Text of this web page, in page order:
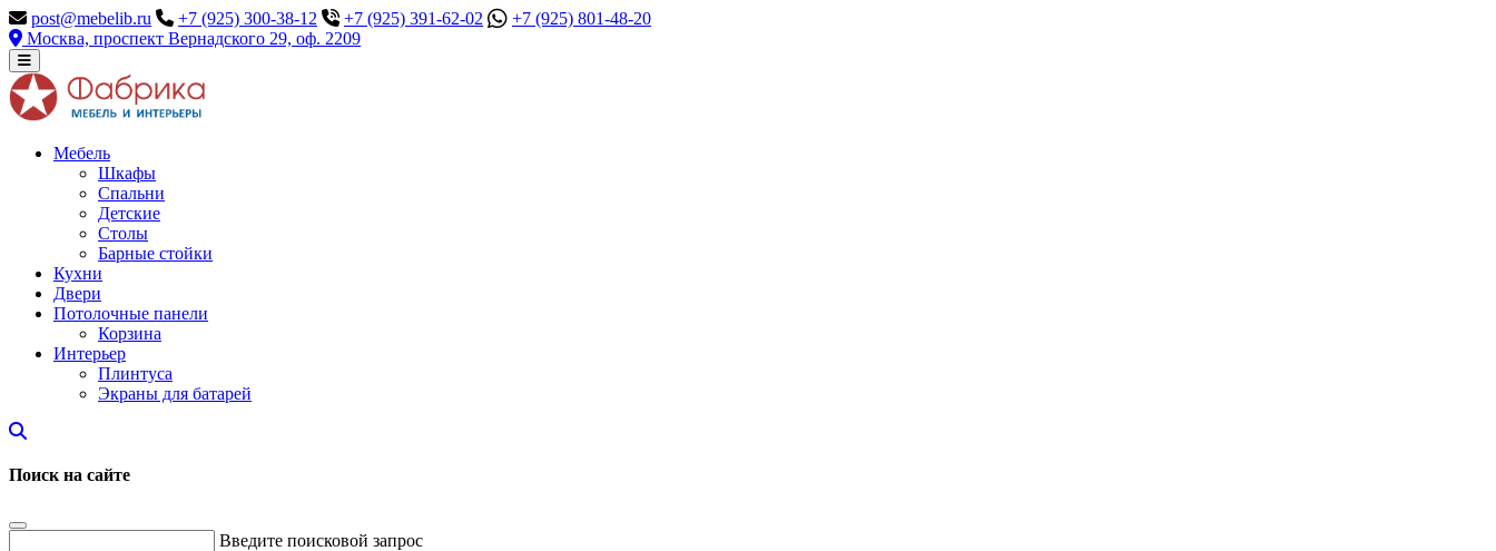
post@mebelib.ru +7 (925) 300-38-12 +7 (925) 391-62-02
+7 (925) 801-48-20
Москва, проспект Вернадского 29, оф. 2209
Мебель
Шкафы
Спальни
Детские
Столы
Барные стойки
Кухни
Двери
Потолочные панели
Корзина
Интерьер
Плинтуса
Экраны для батарей
Поиск на сайте
Введите поисковой запрос